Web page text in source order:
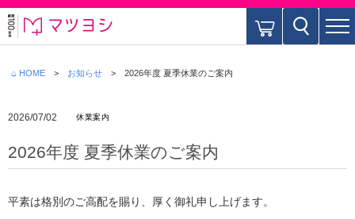
⌂ HOME お知らせ 2026年度 夏季休業のご案内
2026年度 夏季休業のご案内
2026/07/02 休業案内
平素は格別のご高配を賜り、厚く御礼申し上げます。